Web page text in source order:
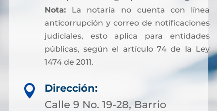
Nota:La notaría no cuenta con línea
anticorrupción y correo de notificaciones
judiciales, esto aplica para entidades
públicas, según el artículo 74 de la Ley
1474 de 2011.

Dirección:
Calle 9 No. 19-28, Barrio